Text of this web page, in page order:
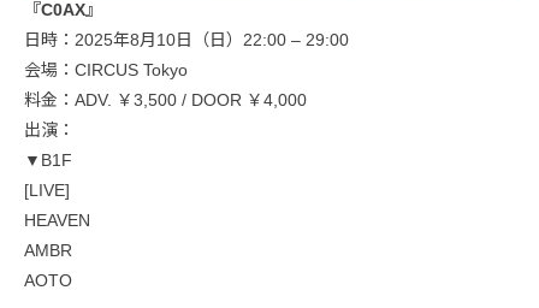
『C0AX』
日時：2025年8月10日（日）22:00 – 29:00
会場：CIRCUS Tokyo
料金：ADV. ￥3,500 / DOOR ￥4,000
出演：
▼B1F
[LIVE]
HEAVEN
AMBR
AOTO